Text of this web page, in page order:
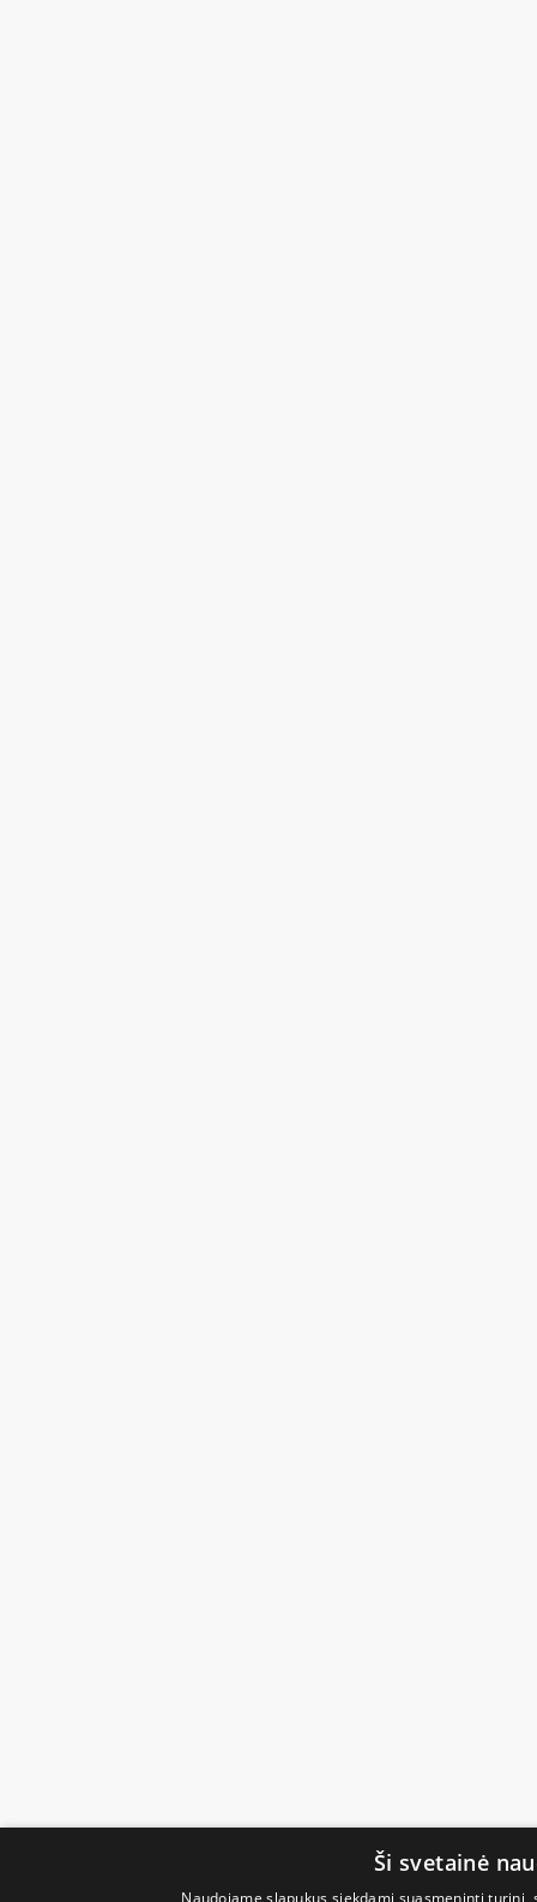
Ši svetainė
Naudojame slapukus siekdami suasmeninti